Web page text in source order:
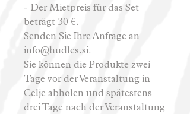
- Der Mietpreis für das Set
beträgt 30 €.
Senden Sie Ihre Anfrage an
info@hudles.si.
Sie können die Produkte zwei
Tage vor der Veranstaltung in
Celje abholen und spätestens
drei Tage nach der Veranstaltung